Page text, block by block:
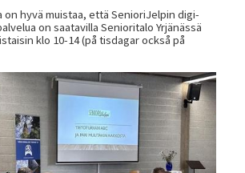
on hyvä muistaa, että SenioriJelpin digi-
on saatavilla Senioritalo Yrjänässä
klo 10-14 (på tisdagar också på